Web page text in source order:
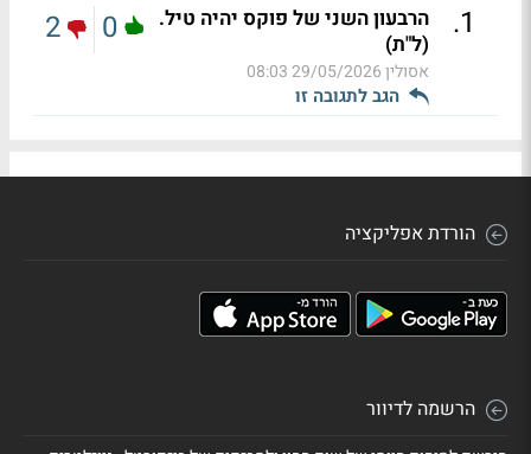
1
.
הרבעון השני של פוקס יהיה טיל.
(ל"ת)
אסולין29/05/2026 08:03
הגב לתגובה זו
0
2
הורדת אפליקציה
הרשמה לדיוור